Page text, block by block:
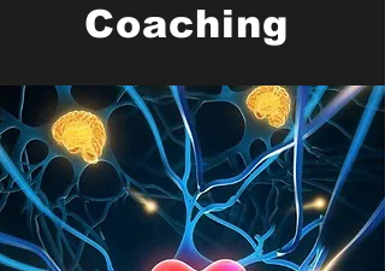
Coaching